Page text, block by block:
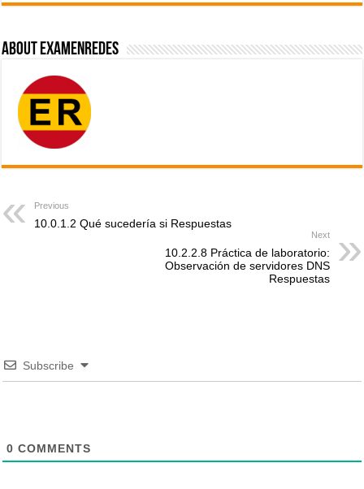
About ExamenRedes
Previous
10.0.1.2 Qué sucedería si Respuestas
Next
10.2.2.8 Práctica de laboratorio:
Observación de servidores DNS
Respuestas
Subscribe
0 COMMENTS